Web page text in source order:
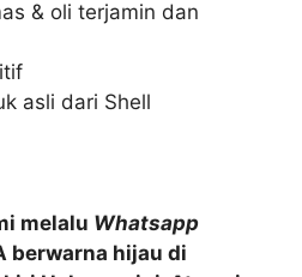
& oli terjamin dan
asli dari Shell
melalu Whatsapp
berwarna hijau di